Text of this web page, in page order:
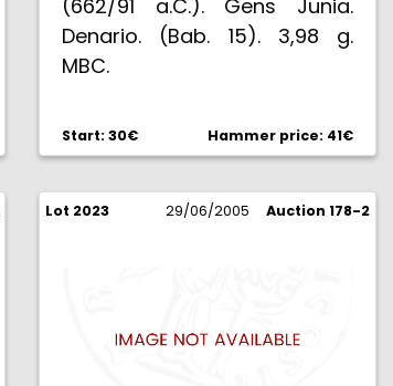
(662/91 a.C.). Gens Junia.
Denario. (Bab. 15). 3,98 g.
MBC.
Start: 30€ Hammer price: 41€
Lot 2023 29/06/2005 Auction 178-2